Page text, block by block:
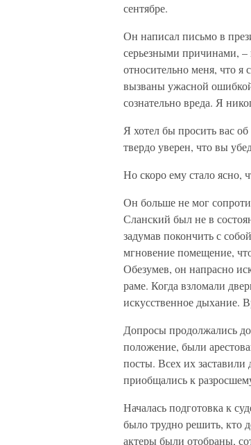
сентябре.
Он написал письмо в
серьезными причинами, –
относительно меня, что я
вызваны ужасной
сознательно вреда. Я
Я хотел бы просить вас
твердо уверен, что вы
Но скоро ему стало ясно,
Он больше не мог
Сланский был не в
задумав покончить с
мгновение помещение,
Обезумев, он напрасно
раме. Когда взломали
искусственное дыхание.
Допросы продолжались
положение, были
посты. Всех их
приобщались к
Началась подготовка к
было трудно решить, кто
актеры были отобраны,